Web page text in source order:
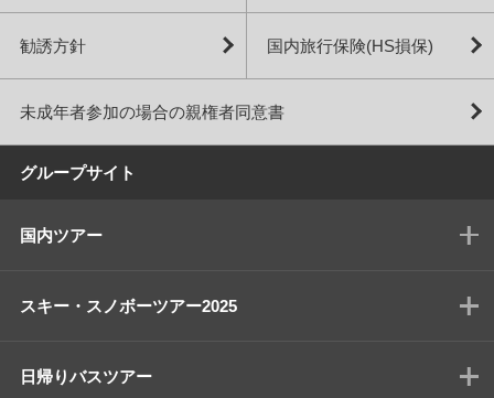
勧誘方針 国内旅行保険(HS損保)
未成年者参加の場合の親権者同意書
グループサイト
国内ツアー
スキー・スノボーツアー2025
日帰りバスツアー